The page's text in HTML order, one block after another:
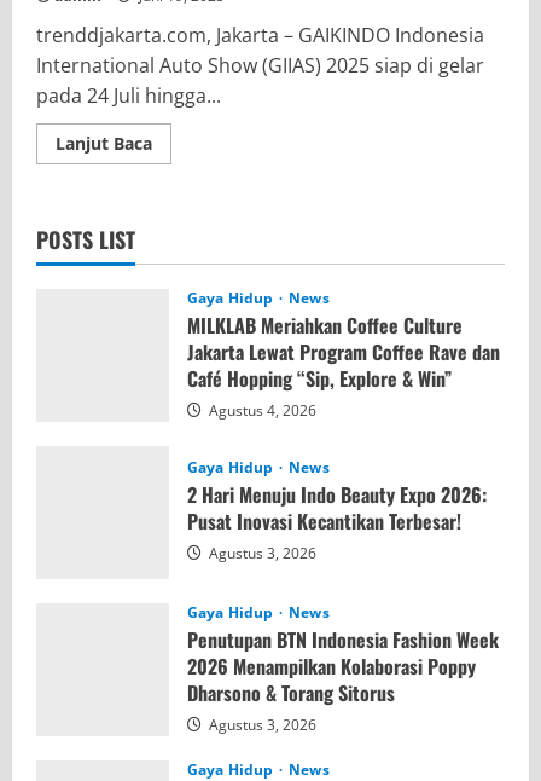
trenddjakarta.com, Jakarta – GAIKINDO Indonesia
International Auto Show (GIIAS) 2025 siap di gelar
pada 24 Juli hingga...
Lanjut BacaRead
more
sebagai
Otomotif
dengan
Jumlah
Peserta
Variasi
Merk
Terbanyak
POSTS LIST
Gaya Hidup News
MILKLAB Meriahkan Coffee Culture
Jakarta Lewat Program Coffee Rave dan
Café Hopping “Sip, Explore & Win”
Agustus 4, 2026
Gaya Hidup News
2 Hari Menuju Indo Beauty Expo 2026:
Pusat Inovasi Kecantikan Terbesar!
Agustus 3, 2026
Gaya Hidup News
Penutupan BTN Indonesia Fashion Week
2026 Menampilkan Kolaborasi Poppy
Dharsono & Torang Sitorus
Agustus 3, 2026
Gaya Hidup News